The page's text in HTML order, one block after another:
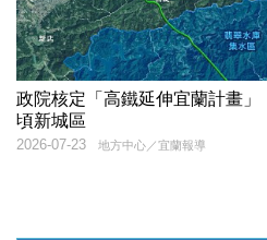
政院核定「高鐵延伸宜蘭計畫
頃新城區
地方中心／宜蘭報導
2026-07-23